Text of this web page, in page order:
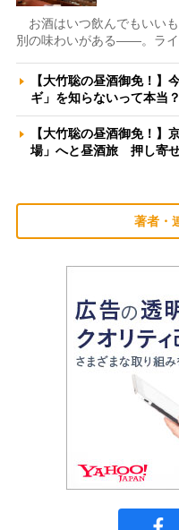
お酒はいつ飲んでもいい
別の味わいがある――。ラ
【大竹聡の昼酒御免！】
ギ」を知らないって本
【大竹聡の昼酒御免！】
場」へと昼酒旅 押し寄
著者・